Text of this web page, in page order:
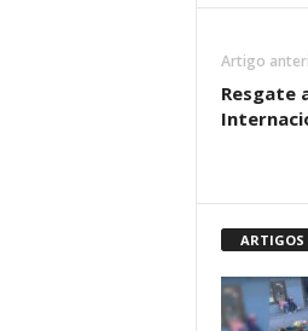
Artigo
Resgate
ARTIGOS